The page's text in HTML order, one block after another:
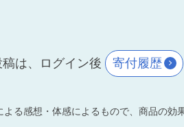
は、ログイン後 寄付履歴
る感想・体感によるもので、商品の効